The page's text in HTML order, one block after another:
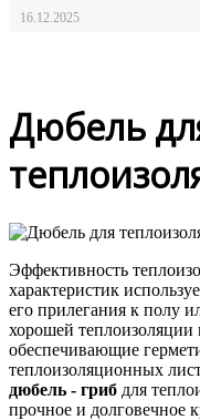
16.12.2025
Дюбель
Эффективность
характеристик
его прилегания к полу
хорошей
обеспечивающие
теплоизоляционных
дюбель - гриб для
прочное и долговечное